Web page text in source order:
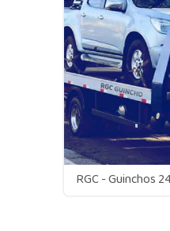
RGC - Guinchos